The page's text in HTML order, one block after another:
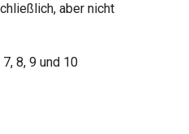
$browser_name
aber nicht
8, 9 und 10